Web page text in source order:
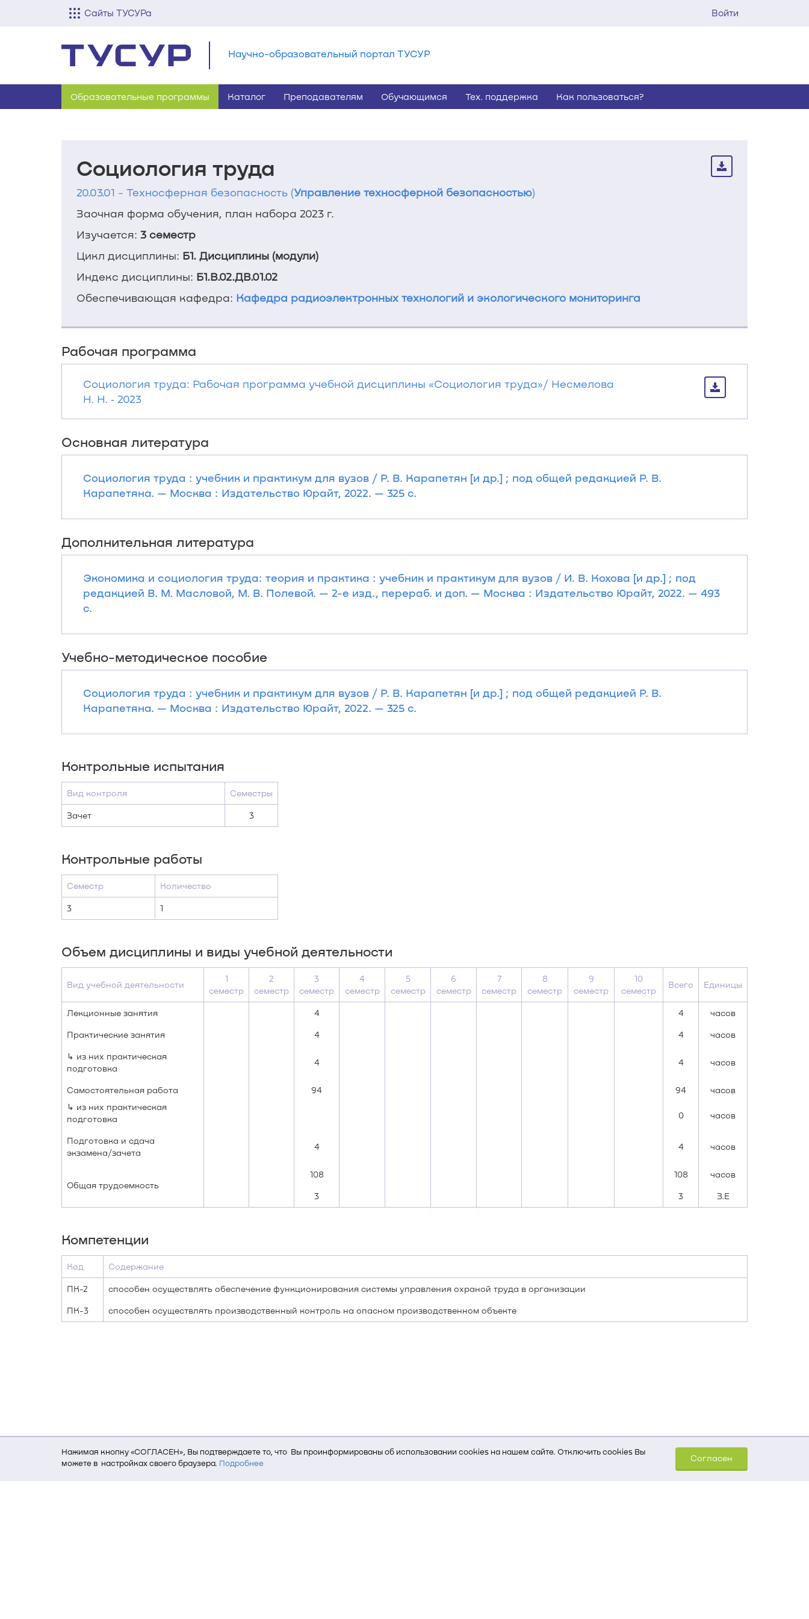
Сайты ТУСУРа Войти
Научно-образовательный портал ТУСУР
Образовательные программы Каталог Преподавателям Обучающимся Тех. поддержка Как пользоваться?
Нажимая кнопку «СОГЛАСЕН», Вы подтверждаете то, что Вы проинформированы об использовании cookies на нашем сайте. Отключить cookies Вы
можете в настройках своего браузера. Подробнее
Согласен
Социология труда
20.03.01 - Техносферная безопасность (Управление техносферной безопасностью)
Заочная форма обучения, план набора 2023 г.
Изучается: 3 семестр
Цикл дисциплины: Б1. Дисциплины (модули)
Индекс дисциплины: Б1.В.02.ДВ.01.02
Обеспечивающая кафедра: Кафедра радиоэлектронных технологий и экологического мониторинга
Рабочая программа
Социология труда: Рабочая программа учебной дисциплины «Социология труда»/ Несмелова
Н. Н. ‐ 2023
Основная литература
Социология труда : учебник и практикум для вузов / Р. В. Карапетян [и др.] ; под общей редакцией Р. В.
Карапетяна. — Москва : Издательство Юрайт, 2022. — 325 с.
Дополнительная литература
Экономика и социология труда: теория и практика : учебник и практикум для вузов / И. В. Кохова [и др.] ; под
редакцией В. М. Масловой, М. В. Полевой. — 2-е изд., перераб. и доп. — Москва : Издательство Юрайт, 2022. — 493
с.
Учебно-методическое пособие
Социология труда : учебник и практикум для вузов / Р. В. Карапетян [и др.] ; под общей редакцией Р. В.
Карапетяна. — Москва : Издательство Юрайт, 2022. — 325 с.
Контрольные испытания
Вид контроля Семестры
Зачет 3
Контрольные работы
Семестр Количество
3 1
Объем дисциплины и виды учебной деятельности
Вид учебной деятельности
1
семестр
2
семестр
3
семестр
4
семестр
5
семестр
6
семестр
7
семестр
8
семестр
9
семестр
10
семестр
Всего Единицы
Лекционные занятия 4 4 часов
Практические занятия 4 4 часов
↳ из них практическая
подготовка
4 4 часов
Самостоятельная работа 94 94
часов
↳ из них практическая
подготовка
0 часов
Подготовка и сдача
экзамена/зачета
4 4 часов
Общая трудоемкость
108 108 часов
3 3 З.Е
Компетенции
Код Содержание
ПК-2 способен осуществлять обеспечение функционирования системы управления охраной труда в организации
ПК-3 способен осуществлять производственный контроль на опасном производственном объекте